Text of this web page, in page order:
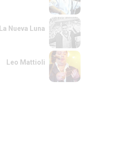
La Nueva Luna
Leo Mattioli